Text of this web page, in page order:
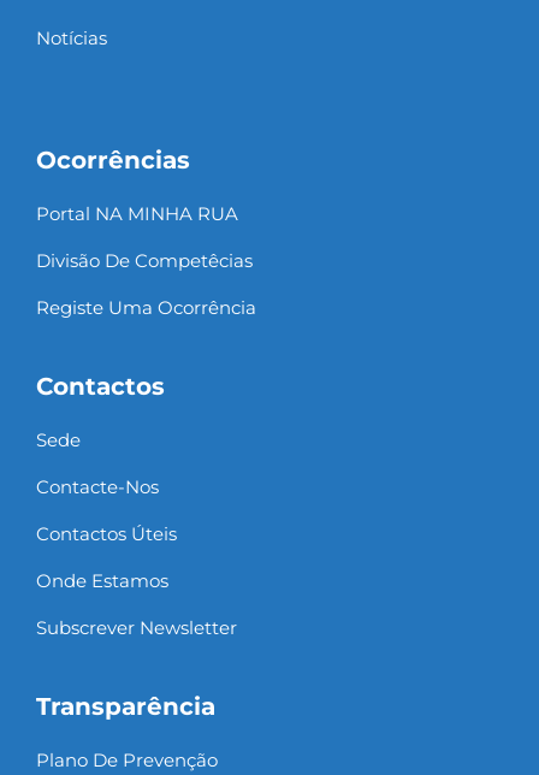
Notícias
Ocorrências
Portal NA MINHA RUA
Divisão De Competêcias
Registe Uma Ocorrência
Contactos
Sede
Contacte-Nos
Contactos Úteis
Onde Estamos
Subscrever Newsletter
Transparência
Plano De Prevenção